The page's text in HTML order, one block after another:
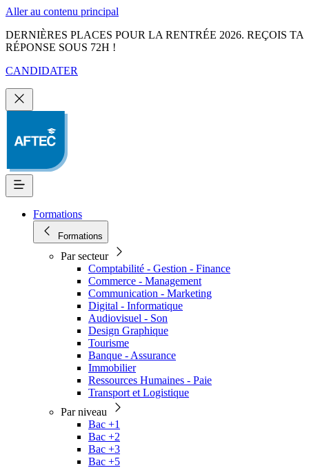
Aller au contenu principal
DERNIÈRES PLACES POUR LA RENTRÉE 2026. REÇOIS TA
RÉPONSE SOUS 72H !
CANDIDATER
Formations
Formations
Par secteur
Comptabilité - Gestion - Finance
Commerce - Management
Communication - Marketing
Digital - Informatique
Audiovisuel - Son
Design Graphique
Tourisme
Banque - Assurance
Immobilier
Ressources Humaines - Paie
Transport et Logistique
Par niveau
Bac +1
Bac +2
Bac +3
Bac +5